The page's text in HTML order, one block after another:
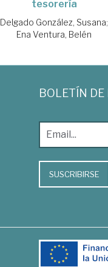
tesorería
Delgado González, Susana;
Ena Ventura, Belén
BOLETÍN DE
SUSCRIBIRSE